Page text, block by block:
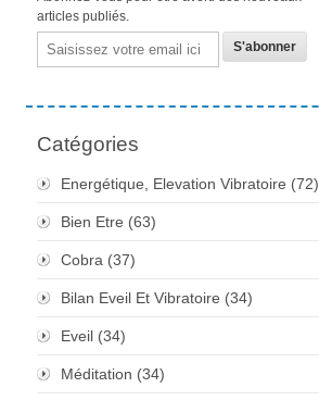
articles publiés.
Email
Catégories
Energétique, Elevation Vibratoire (72)
Bien Etre (63)
Cobra (37)
Bilan Eveil Et Vibratoire (34)
Eveil (34)
Méditation (34)